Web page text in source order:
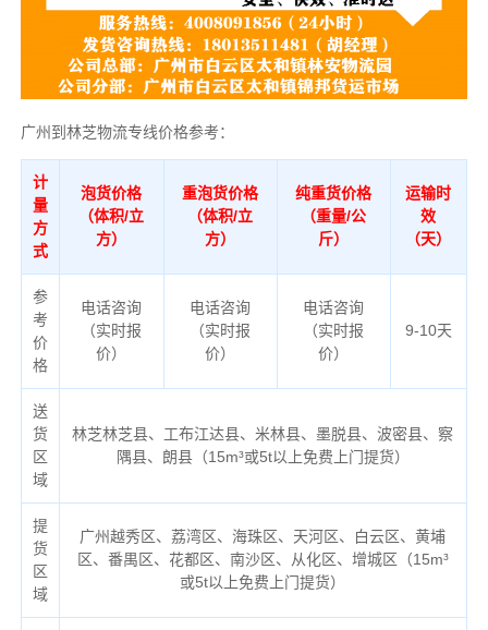
广州到林芝物流专线价格参考：
计
量
方
式
泡货价格
（体积/立
方）
重泡货价格
（体积/立
方）
纯重货价格
（重量/公
斤）
运输时
效
（天）
参
考
价
格
电话咨询
（实时报
价）
电话咨询
（实时报
价）
电话咨询
（实时报
价）
9-10天
送
货
区
域
林芝林芝县、工布江达县、米林县、墨脱县、波密县、察
隅县、朗县（15m³或5t以上免费上门提货）
提
货
区
域
广州越秀区、荔湾区、海珠区、天河区、白云区、黄埔
区、番禺区、花都区、南沙区、从化区、增城区（15m³
或5t以上免费上门提货）